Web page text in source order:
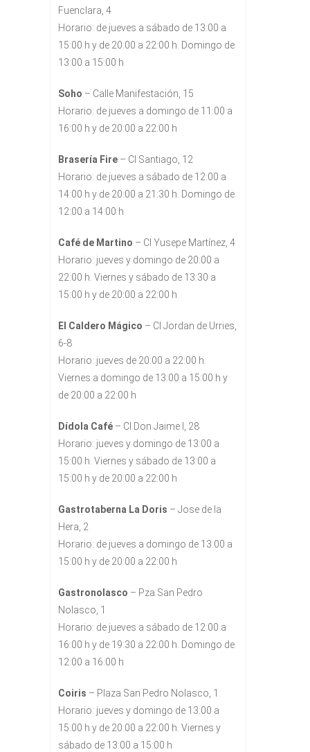
Fuenclara, 4
Horario: de jueves a sábado de 13:00 a
15:00 h y de 20:00 a 22:00 h. Domingo de
13:00 a 15:00 h
Soho – Calle Manifestación, 15
Horario: de jueves a domingo de 11:00 a
16:00 h y de 20:00 a 22:00 h
Brasería Fire – Cl Santiago, 12
Horario: de jueves a sábado de 12:00 a
14:00 h y de 20:00 a 21:30 h. Domingo de
12:00 a 14:00 h
Café de Martino – Cl Yusepe Martínez, 4
Horario: jueves y domingo de 20:00 a
22:00 h. Viernes y sábado de 13:30 a
15:00 h y de 20:00 a 22:00 h
El Caldero Mágico – Cl Jordan de Urries,
6-8
Horario: jueves de 20:00 a 22:00 h.
Viernes a domingo de 13:00 a 15:00 h y
de 20:00 a 22:00 h
Dídola Café – Cl Don Jaime I, 28
Horario: jueves y domingo de 13:00 a
15:00 h. Viernes y sábado de 13:00 a
15:00 h y de 20:00 a 22:00 h
Gastrotaberna La Doris – Jose de la
Hera, 2
Horario: de jueves a domingo de 13:00 a
15:00 h y de 20:00 a 22:00 h
Gastronolasco – Pza San Pedro
Nolasco, 1
Horario: de jueves a sábado de 12:00 a
16:00 h y de 19:30 a 22:00 h. Domingo de
12:00 a 16:00 h
Coiris – Plaza San Pedro Nolasco, 1
Horario: jueves y domingo de 13:00 a
15:00 h y de 20:00 a 22:00 h. Viernes y
sábado de 13:00 a 15:00 h